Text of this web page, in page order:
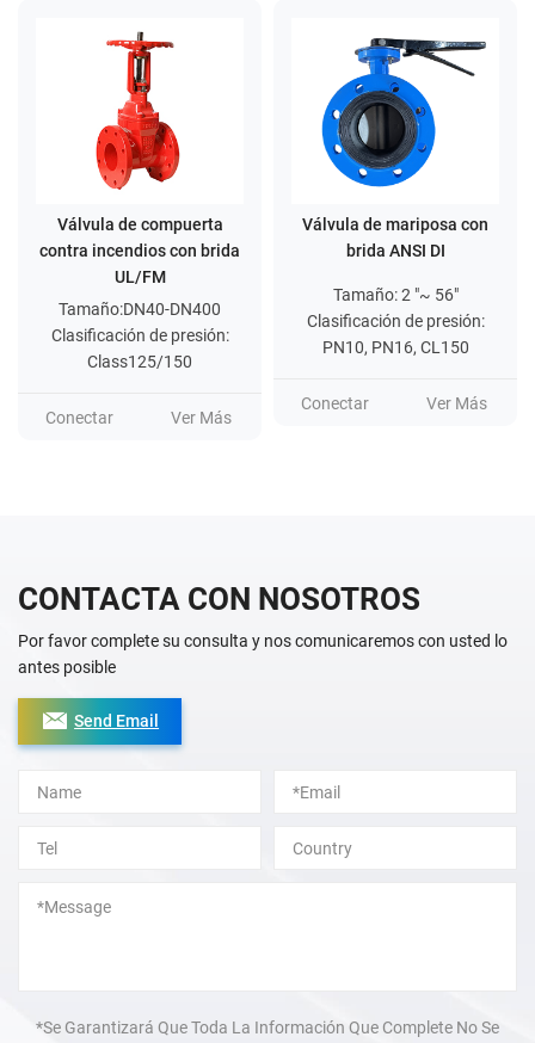
compuerta
con brida
DN400
de presión:
Ver Más
Válvula de mariposa con
brida ANSI DI
Tamaño: 2 "~ 56"
Clasificación de presión:
PN10, PN16, CL150
Ver Más
Válvula
CONTACTA CON NOSOTROS
Por favor complete su consulta y nos comunicaremos con usted lo
antes posible
Send Email
*Se Garantizará Que Toda La Información Que Complete No Se
Alternative: